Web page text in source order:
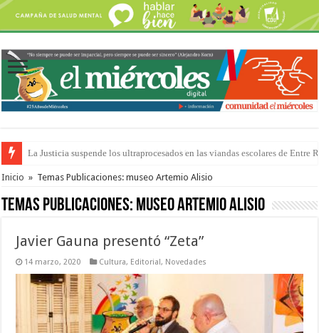
Se presentará la obra “La Runfla de los Macanos”
Inicio » Temas Publicaciones: museo Artemio Alisio
Temas Publicaciones: museo Artemio Alisio
Javier Gauna presentó “Zeta”
14 marzo, 2020 Cultura, Editorial, Novedades